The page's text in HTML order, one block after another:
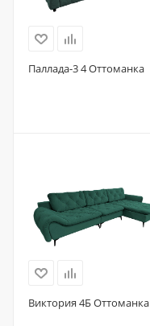
Паллада-3 4 Оттоманка
Виктория 4Б Оттоманка